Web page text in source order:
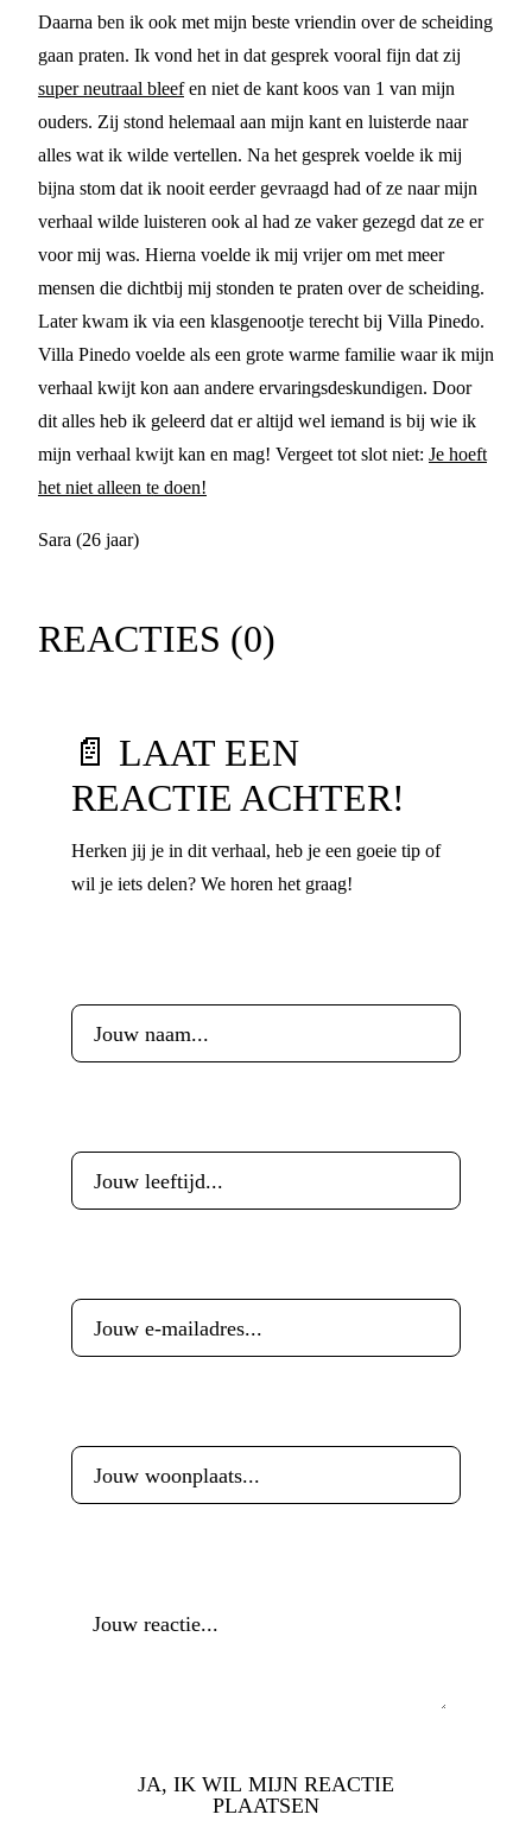
Daarna ben ik ook met mijn beste vriendin over de scheiding
gaan praten. Ik vond het in dat gesprek vooral fijn dat zij
super neutraal bleefen niet de kant koos van 1 van mijn
ouders. Zij stond helemaal aan mijn kant en luisterde naar
alles wat ik wilde vertellen. Na het gesprek voelde ik mij
bijna stom dat ik nooit eerder gevraagd had of ze naar mijn
verhaal wilde luisteren ook al had ze vaker gezegd dat ze er
voor mij was. Hierna voelde ik mij vrijer om met meer
mensen die dichtbij mij stonden te praten over de scheiding.
Later kwam ik via een klasgenootje terecht bij Villa Pinedo.
Villa Pinedo voelde als een grote warme familie waar ik mijn
verhaal kwijt kon aan andere ervaringsdeskundigen. Door
dit alles heb ik geleerd dat er altijd wel iemand is bij wie ik
mijn verhaal kwijt kan en mag! Vergeet tot slot niet: Je hoeft
het niet alleen te doen!
Sara (26 jaar)
REACTIES (0)
📄 LAAT EEN
REACTIE ACHTER!
Herken jij je in dit verhaal, heb je een goeie tip of
wil je iets delen? We horen het graag!
JA, IK WIL MIJN REACTIE
PLAATSEN